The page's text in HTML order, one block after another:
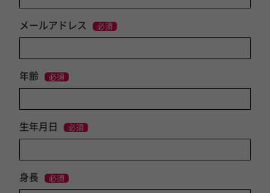
メールアドレス 必須
年齢 必須
生年月日 必須
身長 必須